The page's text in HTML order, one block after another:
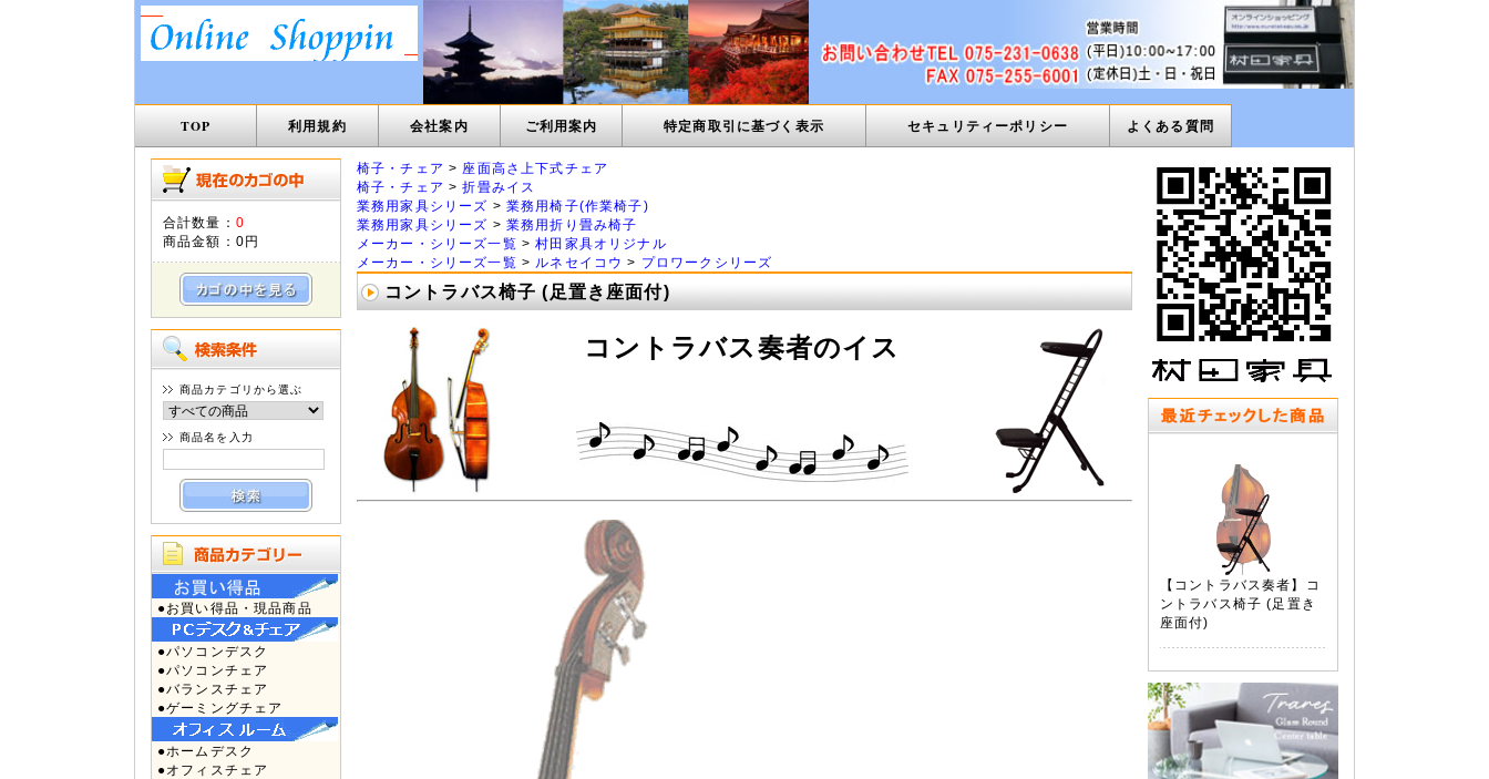
TOP 利用規約 会社案内 ご利用案内 特定商取引に基づく表示 セキュリティーポリシー よくある質問
合計数量： 0
商品金額： 0円
商品カテゴリから選ぶ
商品名を入力
●お買い得品・現品商品
●パソコンデスク
●パソコンチェア
●バランスチェア
●ゲーミングチェア
●ホームデスク
●オフィスチェア
椅子・チェア > 座面高さ上下式チェア
椅子・チェア >折畳みイス
業務用家具シリーズ > 業務用椅子(作業椅子)
業務用家具シリーズ > 業務用折り畳み椅子
メーカー・シリーズ一覧 >村田家具オリジナル
メーカー・シリーズ一覧 > ルネセイコウ > プロワークシリーズ
コントラバス椅子 (足置き座面付)
コントラバス奏者のイス
【コントラバス奏者】コ
ントラバス椅子 (足置き
座面付)